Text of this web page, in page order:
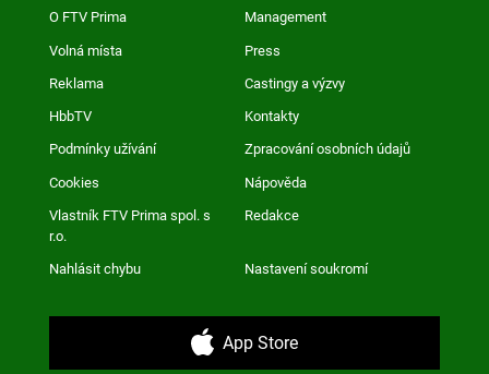
O FTV Prima Management
Volná místa Press
Reklama Castingy a výzvy
HbbTV Kontakty
Podmínky užívání Zpracování osobních údajů
Cookies Nápověda
Vlastník FTV Prima spol. s
r.o.
Redakce
Nahlásit chybu Nastavení soukromí
App Store